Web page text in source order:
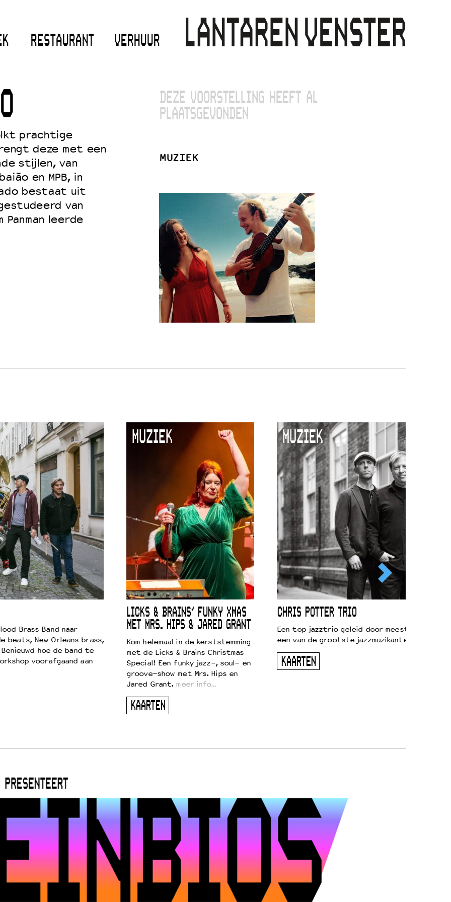
RESTAURANT VERHUUR
prachtige
deze met een
stijlen, van
en MPB, in
bestaat uit
van
leerde
DEZE VOORSTELLING HEEFT AL
PLAATSGEVONDEN
MUZIEK
Brass Band naar
beats, New Orleans brass,
hoe de band te
voorafgaand aan
MUZIEK
LICKS & BRAINS’ FUNKY XMAS
MET MRS. HIPS & JARED GRANT
Kom helemaal in de kerststemming
met de Licks & Brains Christmas
Special! Een funky jazz-, soul- en
groove-show met Mrs. Hips en
Jared Grant. meer info…
KAARTEN
MUZIEK
CHRIS POTTER TRIO
Een top jazztrio geleid door
een van de grootste jazzmuzikanten van zijn
KAARTEN